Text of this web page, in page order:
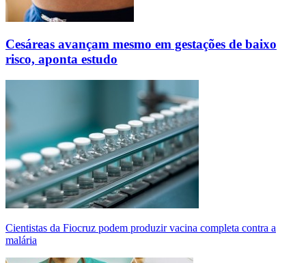
Cesáreas avançam mesmo em gestações de baixo
risco, aponta estudo
Cientistas da Fiocruz podem produzir vacina completa contra a
malária